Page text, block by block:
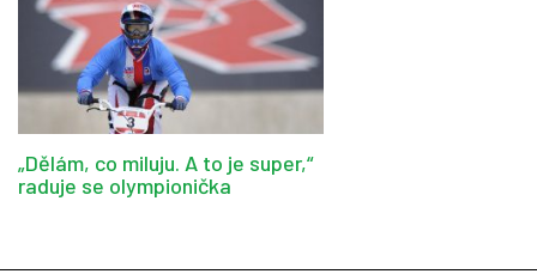
„Dělám, co miluju. A to je super,“
raduje se olympionička